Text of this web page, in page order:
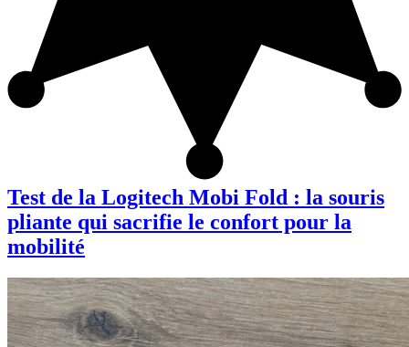
Test de la Logitech Mobi Fold : la souris
pliante qui sacrifie le confort pour la
mobilité